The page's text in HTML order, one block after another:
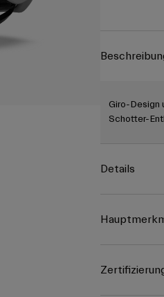
Giro-Design
Schotter-
Details